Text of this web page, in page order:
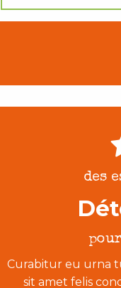
des
Curabitur eu urna
sit amet felis